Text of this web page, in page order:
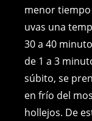
menor tiempo
uvas una
30 a 40
de 1 a 3
súbito, se
en frío del
hollejos. De